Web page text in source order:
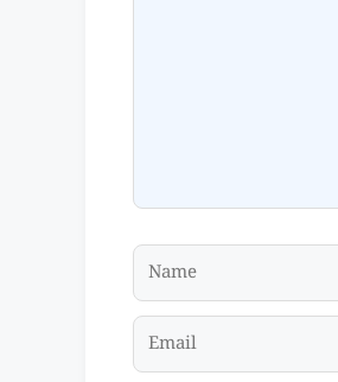
Name
Email